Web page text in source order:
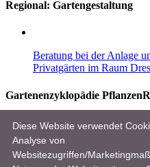
Regional: Gartengestaltung
Beratung bei der Anlage
Privatgärten im Raum
Gartenenzyklopädie
Entdecken Sie im Gartenlexikon
Bilder und viele nützliche und
Einsteiger und Gartenprofis.
Diese Website verwendet
Analyse von
Websitezugriffen/